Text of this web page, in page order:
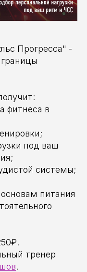
Прогресса" -
фитнеса в
под ваш
системы;
питания
тренер
.